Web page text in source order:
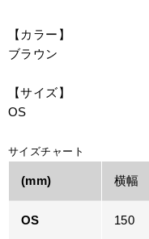
【カラー】
ブラウン
【サイズ】
OS
サイズチャート
(mm) 横幅
OS 150